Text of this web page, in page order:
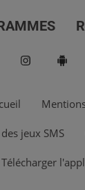
jeux SMS
Télécharger